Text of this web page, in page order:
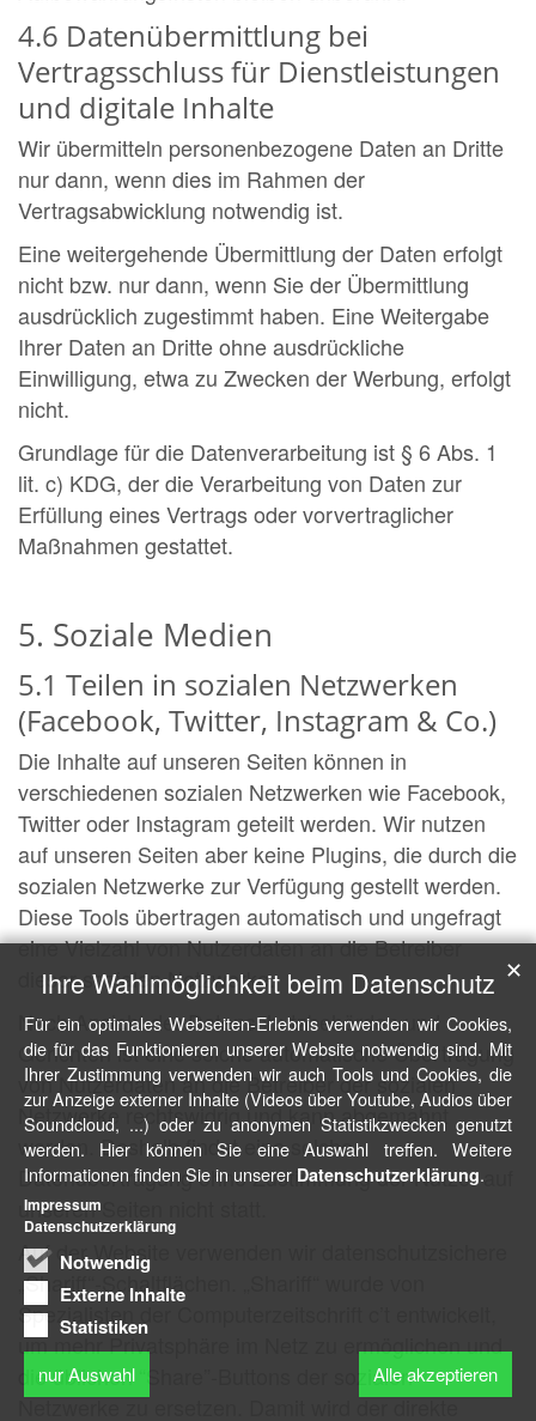
4.6 Datenübermittlung bei
Vertragsschluss für Dienstleistungen
und digitale Inhalte
Wir übermitteln personenbezogene Daten an Dritte
nur dann, wenn dies im Rahmen der
Vertragsabwicklung notwendig ist.
Eine weitergehende Übermittlung der Daten erfolgt
nicht bzw. nur dann, wenn Sie der Übermittlung
ausdrücklich zugestimmt haben. Eine Weitergabe
Ihrer Daten an Dritte ohne ausdrückliche
Einwilligung, etwa zu Zwecken der Werbung, erfolgt
nicht.
Grundlage für die Datenverarbeitung ist § 6 Abs. 1
lit. c) KDG, der die Verarbeitung von Daten zur
Erfüllung eines Vertrags oder vorvertraglicher
Maßnahmen gestattet.
5. Soziale Medien
5.1 Teilen in sozialen Netzwerken
(Facebook, Twitter, Instagram & Co.)
Die Inhalte auf unseren Seiten können in
verschiedenen sozialen Netzwerken wie Facebook,
Twitter oder Instagram geteilt werden. Wir nutzen
auf unseren Seiten aber keine Plugins, die durch die
sozialen Netzwerke zur Verfügung gestellt werden.
Diese Tools übertragen automatisch und ungefragt
eine Vielzahl von Nutzerdaten an die Betreiber
dieser sozialen Netzwerke.
Nach Ansicht der Datenschutzbehörden und
Gerichten ist eine solche automatische Übertragung
von Nutzerdaten an die Betreiber der sozialen
Netzwerke rechtswidrig und kann abgemahnt
werden. Deshalb findet eine solche
Datenübertragung ohne Zustimmung der Nutzer auf
unseren Seiten nicht statt.
Auf der Website verwenden wir datenschutzsichere
„Shariff“-Schaltflächen. „Shariff“ wurde von
Spezialisten der Computerzeitschrift c’t entwickelt,
um mehr Privatsphäre im Netz zu ermöglichen und
die üblichen “Share”-Buttons der sozialen
Netzwerke zu ersetzen. Damit wird der direkte
Ihre Wahlmöglichkeit beim Datenschutz
Für ein optimales Webseiten-Erlebnis verwenden wir Cookies,
die für das Funktionieren unserer Website notwendig sind. Mit
Ihrer Zustimmung verwenden wir auch Tools und Cookies, die
zur Anzeige externer Inhalte (Videos über Youtube, Audios über
Soundcloud, ...) oder zu anonymen Statistikzwecken genutzt
werden. Hier können Sie eine Auswahl treffen. Weitere
Informationen finden Sie in unserer Datenschutzerklärung.
Notwendig
Externe Inhalte
Statistiken
nur Auswahl Alle akzeptieren
✕
Impressum
Datenschutzerklärung